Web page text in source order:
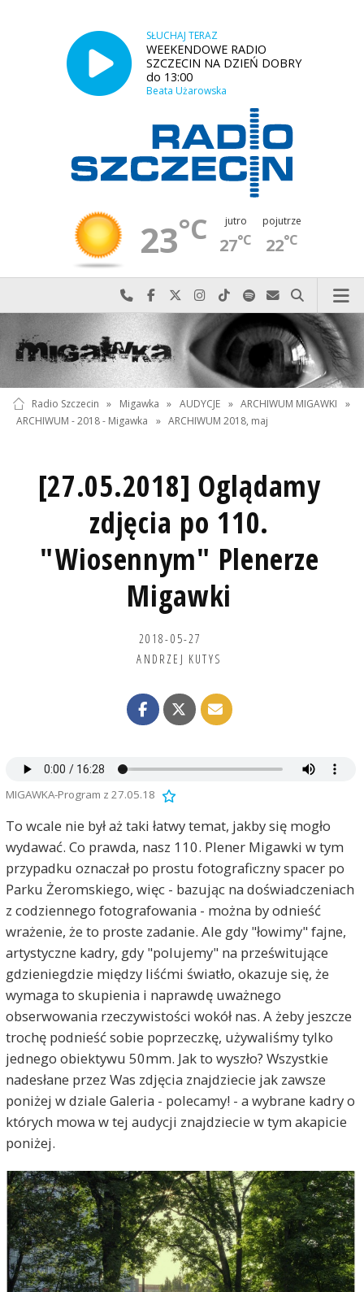
SŁUCHAJ TERAZ
WEEKENDOWE RADIO
SZCZECIN NA DZIEŃ DOBRY
do 13:00
Beata Użarowska
23°C jutro
27°C
pojutrze
22°C
Najlepiej po prostu do nas zadzwoń
Odwiedź nas na Facebook-u
Odwiedź nas na X
Odwiedź nas na Instagram-ie
Odwiedź nas na TikTok-u
Szukaj nas na Spotify
Wyślij do nas
Szukaj
Radio Szczecin » Migawka » AUDYCJE » ARCHIWUM MIGAWKI
»
ARCHIWUM - 2018 - Migawka
» ARCHIWUM 2018, maj
[27.05.2018] Oglądamy
zdjęcia po 110.
"Wiosennym" Plenerze
Migawki
2018-05-27
ANDRZEJ KUTYS
MIGAWKA-Program z 27.05.18
To wcale nie był aż taki łatwy temat, jakby się mogło
wydawać. Co prawda, nasz 110. Plener Migawki w tym
przypadku oznaczał po prostu fotograficzny spacer po
Parku Żeromskiego, więc - bazując na doświadczeniach
z codziennego fotografowania - można by odnieść
wrażenie, że to proste zadanie. Ale gdy "łowimy" fajne,
artystyczne kadry, gdy "polujemy" na prześwitujące
gdzieniegdzie między liśćmi światło, okazuje się, że
wymaga to skupienia i naprawdę uważnego
obserwowania rzeczywistości wokół nas. A żeby jeszcze
trochę podnieść sobie poprzeczkę, używaliśmy tylko
jednego obiektywu 50mm. Jak to wyszło? Wszystkie
nadesłane przez Was zdjęcia znajdziecie jak zawsze
poniżej w dziale Galeria - polecamy! - a wybrane kadry o
których mowa w tej audycji znajdziecie w tym akapicie
poniżej.